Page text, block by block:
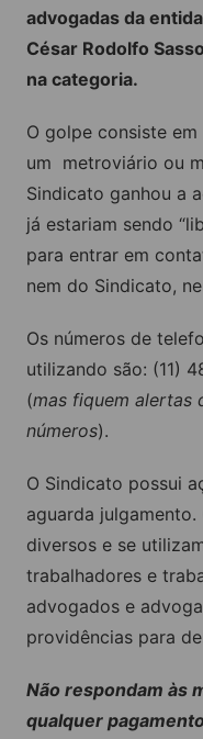
advogadas da
César Rodolfo
na categoria.
O golpe consiste
um metroviário ou
Sindicato ganhou a
já estariam sendo
para entrar em
nem do Sindicato,
Os números de
utilizando são: (11)
(mas fiquem alertas
números).
O Sindicato possui
aguarda
diversos e se
trabalhadores e
advogados e
providências para
Não respondam às
qualquer